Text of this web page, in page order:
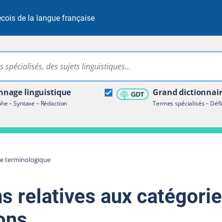
de la langue française
Rechercher dans tout le site
linguistique
– Syntaxe – Rédaction
Grand
Termes spécialisés –
terminologique
terminologique
relatives aux